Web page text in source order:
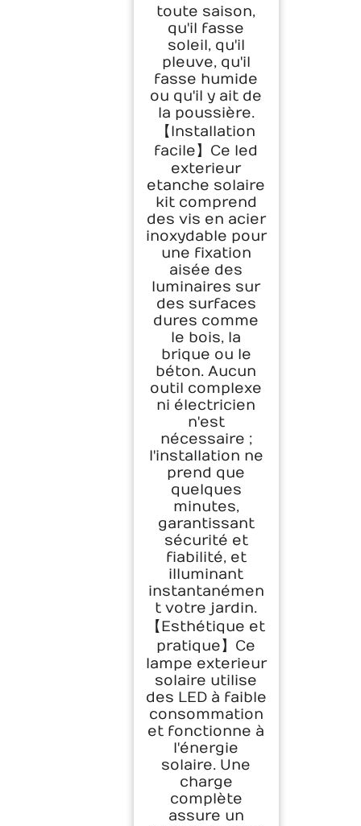
toute saison,
qu'il fasse
soleil, qu'il
pleuve, qu'il
fasse humide
ou qu'il y ait de
la poussière.
【Installation
facile】Ce led
exterieur
etanche solaire
kit comprend
des vis en acier
inoxydable pour
une fixation
aisée des
luminaires sur
des surfaces
dures comme
le bois, la
brique ou le
béton. Aucun
outil complexe
ni électricien
n'est
nécessaire ;
l'installation ne
prend que
quelques
minutes,
garantissant
sécurité et
fiabilité, et
illuminant
instantanémen
t votre jardin.
【Esthétique et
pratique】Ce
lampe exterieur
solaire utilise
des LED à faible
consommation
et fonctionne à
l'énergie
solaire. Une
charge
complète
assure un